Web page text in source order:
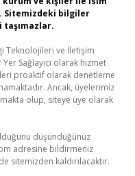
Sitemizdeki bilgiler
Teknolojileri ve İletişim
Sağlayıcı olarak hizmet
proaktif olarak denetleme
Ancak, üyelerimiz
olup, siteye üye olarak
düşündüğünüz
adresine bildirmeniz
sitemizden kaldırılacaktır.